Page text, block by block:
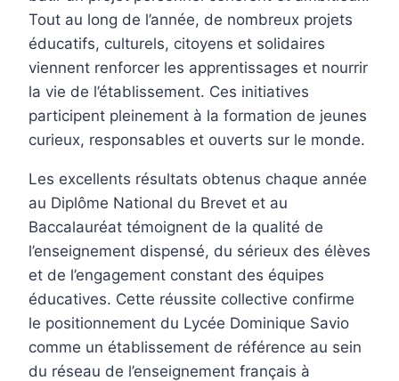
Tout au long de l’année, de nombreux projets
éducatifs, culturels, citoyens et solidaires
viennent renforcer les apprentissages et nourrir
la vie de l’établissement. Ces initiatives
participent pleinement à la formation de jeunes
curieux, responsables et ouverts sur le monde.
Les excellents résultats obtenus chaque année
au Diplôme National du Brevet et au
Baccalauréat témoignent de la qualité de
l’enseignement dispensé, du sérieux des élèves
et de l’engagement constant des équipes
éducatives. Cette réussite collective confirme
le positionnement du Lycée Dominique Savio
comme un établissement de référence au sein
du réseau de l’enseignement français à